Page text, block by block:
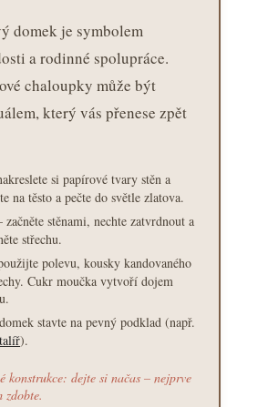
domek je symbolem
a rodinné spolupráce.
chaloupky může být
který vás přenese zpět
si papírové tvary stěn a
na těsto a pečte do světle zlatova.
začněte stěnami, nechte zatvrdnout a
střechu.
polevu, kousky kandovaného
Cukr moučka vytvoří dojem
stavte na pevný podklad (např.
talíř).
konstrukce: dejte si načas – nejprve
zdobte.